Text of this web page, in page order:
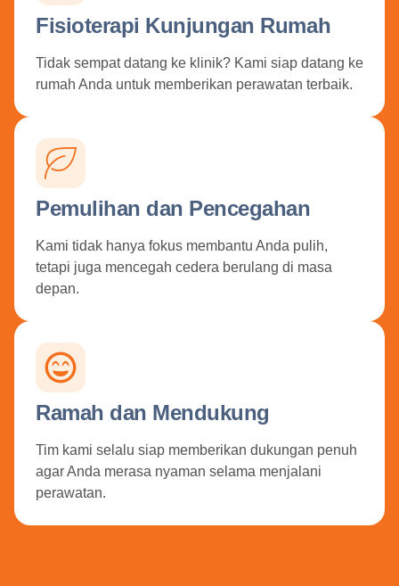
Fisioterapi Kunjungan Rumah
Tidak sempat datang ke klinik? Kami siap datang ke
rumah Anda untuk memberikan perawatan terbaik.
Pemulihan dan Pencegahan
Kami tidak hanya fokus membantu Anda pulih,
tetapi juga mencegah cedera berulang di masa
depan.
Ramah dan Mendukung
Tim kami selalu siap memberikan dukungan penuh
agar Anda merasa nyaman selama menjalani
perawatan.